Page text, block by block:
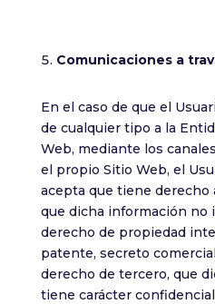
Comunicaciones a
En el caso de que el
de cualquier tipo a la
Web, mediante los
el propio Sitio Web, el
acepta que tiene derecho
que dicha información no
derecho de propiedad
patente, secreto
derecho de tercero, que
tiene carácter